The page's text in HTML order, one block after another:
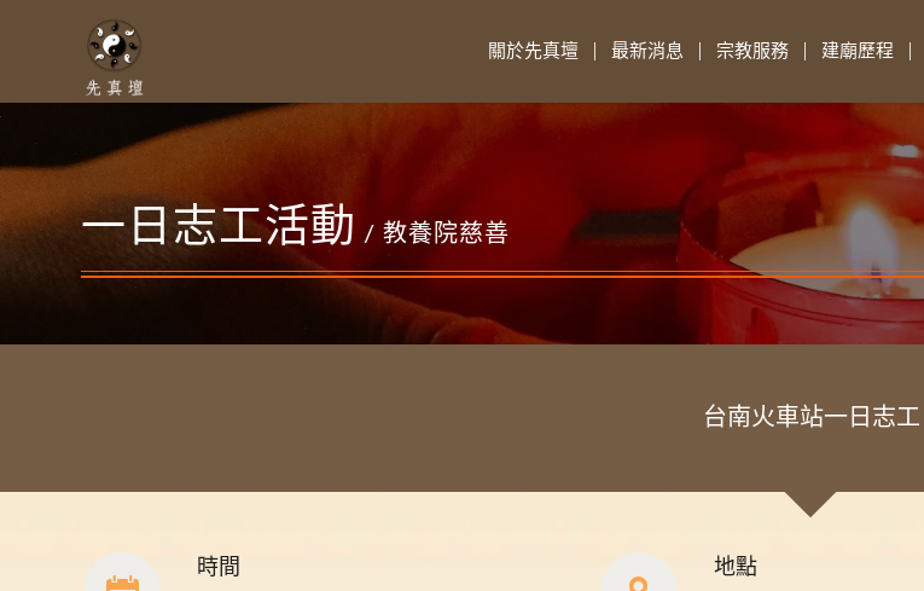
關於先真壇 最新消息 宗教服務 建廟歷程
一日志工活動 / 教養院慈善
台南火車站一日志工
時間 地點